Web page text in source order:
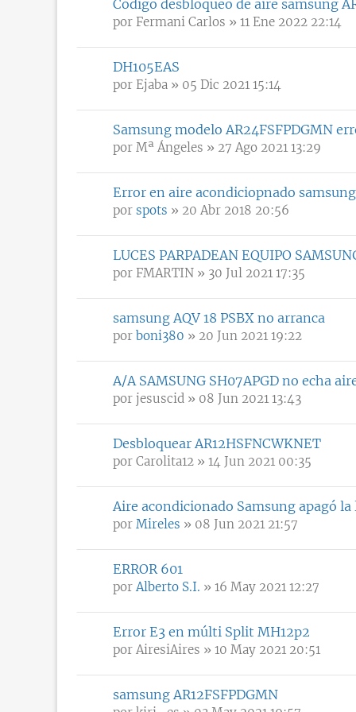
Código desbloqueo de aire samsung
por Fermani Carlos » 11 Ene 2022 22:14
DH105EAS
por Ejaba » 05 Dic 2021 15:14
Samsung modelo AR24FSFPDGMN
por Mª Ángeles » 27 Ago 2021 13:29
Error en aire acondiciopnado
por spots » 20 Abr 2018 20:56
LUCES PARPADEAN EQUIPO
por FMARTIN » 30 Jul 2021 17:35
samsung AQV 18 PSBX no arranca
por boni380 » 20 Jun 2021 19:22
A/A SAMSUNG SH07APGD no echa
por jesuscid » 08 Jun 2021 13:43
Desbloquear AR12HSFNCWKNET
por Carolita12 » 14 Jun 2021 00:35
Aire acondicionado Samsung apagó
por Mireles » 08 Jun 2021 21:57
ERROR 601
porAlberto S.I. » 16 May 2021 12:27
Error E3 en múlti Split MH12p2
por AiresiAires » 10 May 2021 20:51
samsung AR12FSFPDGMN